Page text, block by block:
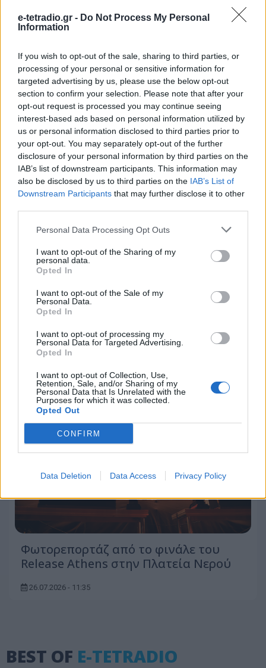
e-tetradio.gr - Do Not Process My Personal
Information
If you wish to opt-out of the sale, sharing to third parties, or
processing of your personal or sensitive information for
targeted advertising by us, please use the below opt-out
section to confirm your selection. Please note that after your
opt-out request is processed you may continue seeing
interest-based ads based on personal information utilized by
us or personal information disclosed to third parties prior to
your opt-out. You may separately opt-out of the further
disclosure of your personal information by third parties on the
IAB’s list of downstream participants. This information may
also be disclosed by us to third parties on the IAB’s List of
Downstream Participants that may further disclose it to other
Personal Data Processing Opt Outs
I want to opt-out of the Sharing of my
personal data.
Opted In
I want to opt-out of the Sale of my
Personal Data.
Opted In
I want to opt-out of processing my
Personal Data for Targeted Advertising.
Opted In
I want to opt-out of Collection, Use,
Retention, Sale, and/or Sharing of my
Personal Data that Is Unrelated with the
Purposes for which it was collected.
Opted Out
CONFIRM
Data Deletion Data Access Privacy Policy
η αθέατη παρανομία της τηλεοπτικής
κάλυψης
05.08.2026 - 18:24
Κερδισμένοι ο Alpha και το Mega με
επαναλήψεις, και ο ΣΚΑΪ και το Open
27.07.2026 - 16:15
Φωτορεπορτάζ από το φινάλε του
Release Athens στην Πλατεία Νερού
26.07.2026 - 11:35
BEST OF E-TETRADIO